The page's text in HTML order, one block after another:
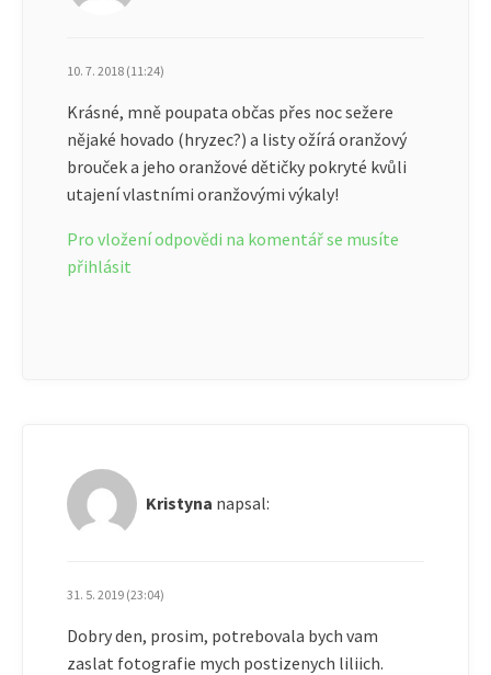
10. 7. 2018 (11:24)
Krásné, mně poupata občas přes noc sežere
nějaké hovado (hryzec?) a listy ožírá oranžový
brouček a jeho oranžové dětičky pokryté kvůli
utajení vlastními oranžovými výkaly!
Pro vložení odpovědi na komentář se musíte
přihlásit
Kristyna napsal:
31. 5. 2019 (23:04)
Dobry den, prosim, potrebovala bych vam
zaslat fotografie mych postizenych liliich.